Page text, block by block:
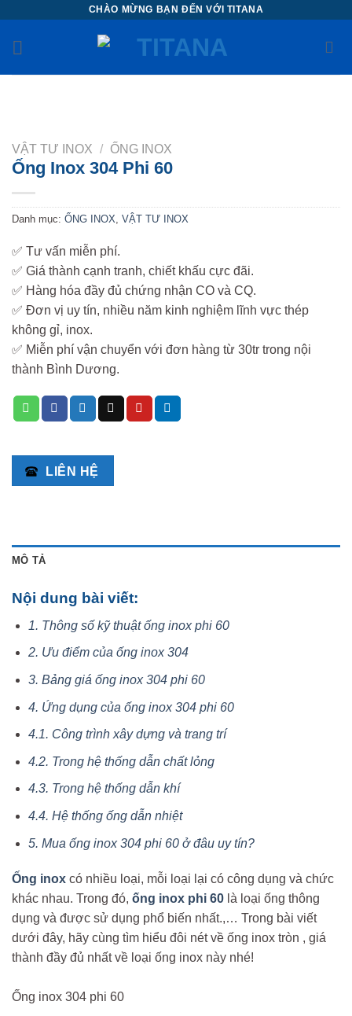
CHÀO MỪNG BẠN ĐẾN VỚI TITANA
VẬT TƯ INOX / ỐNG INOX
Ống Inox 304 Phi 60
Danh mục: ỐNG INOX, VẬT TƯ INOX
✅ Tư vấn miễn phí.
✅ Giá thành cạnh tranh, chiết khấu cực đãi.
✅ Hàng hóa đầy đủ chứng nhận CO và CQ.
✅ Đơn vị uy tín, nhiều năm kinh nghiệm lĩnh vực thép
không gỉ, inox.
✅ Miễn phí vận chuyển với đơn hàng từ 30tr trong nội
thành Bình Dương.
LIÊN HỆ
MÔ TẢ
Nội dung bài viết:
1. Thông số kỹ thuật ống inox phi 60
2. Ưu điểm của ống inox 304
3. Bảng giá ống inox 304 phi 60
4. Ứng dụng của ống inox 304 phi 60
4.1. Công trình xây dựng và trang trí
4.2. Trong hệ thống dẫn chất lỏng
4.3. Trong hệ thống dẫn khí
4.4. Hệ thống ống dẫn nhiệt
5. Mua ống inox 304 phi 60 ở đâu uy tín?
Ống inox có nhiều loại, mỗi loại lại có công dụng và chức
khác nhau. Trong đó, ống inox phi 60 là loại ống thông
dụng và được sử dụng phổ biến nhất.,… Trong bài viết
dưới đây, hãy cùng tìm hiểu đôi nét về ống inox tròn , giá
thành đầy đủ nhất về loại ống inox này nhé!
Ống inox 304 phi 60